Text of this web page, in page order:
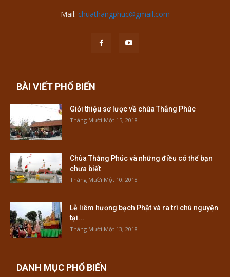
Mail: chuathangphuc@gmail.com
BÀI VIẾT PHỔ BIẾN
Giới thiệu sơ lược về chùa Thắng Phúc
Tháng Mười Một 15, 2018
Chùa Thắng Phúc và những điều có thể bạn
chưa biết
Tháng Mười Một 10, 2018
Lễ liêm hương bạch Phật và ra trì chú nguyện
tại...
Tháng Mười Một 13, 2018
DANH MỤC PHỔ BIẾN